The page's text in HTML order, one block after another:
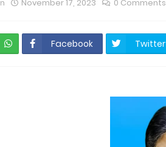
November 17, 2023 0 Comments
Facebook Twitter